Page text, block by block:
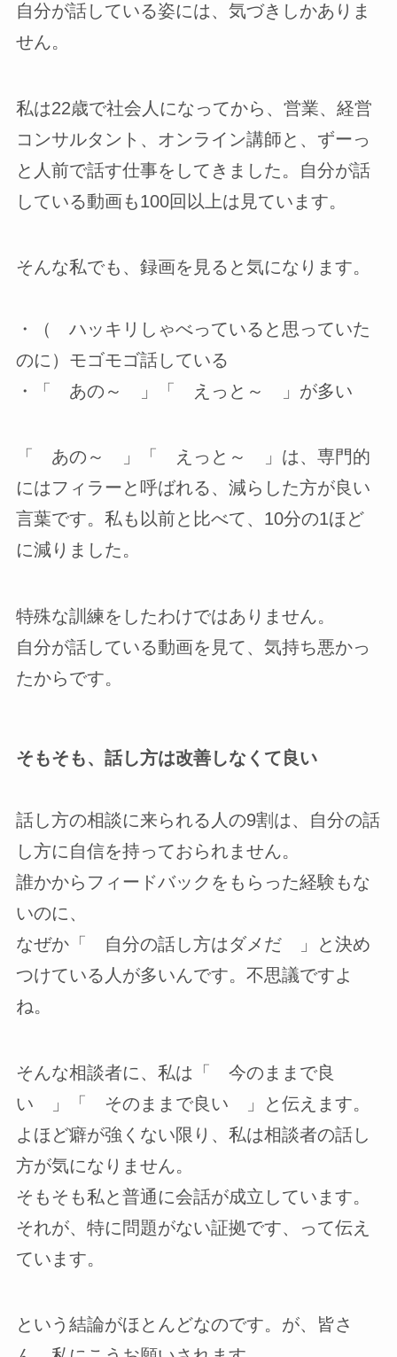
自分が話している姿には、気づきしかありま
せん。
私は22歳で社会人になってから、営業、経営
コンサルタント、オンライン講師と、ずーっ
と人前で話す仕事をしてきました。自分が話
している動画も100回以上は見ています。
そんな私でも、録画を見ると気になります。
・（ ハッキリしゃべっていると思っていた
のに）モゴモゴ話している
・「 あの～ 」「 えっと～ 」が多い
「 あの～ 」「 えっと～ 」は、専門的
にはフィラーと呼ばれる、減らした方が良い
言葉です。私も以前と比べて、10分の1ほど
に減りました。
特殊な訓練をしたわけではありません。
自分が話している動画を見て、気持ち悪かっ
たからです。
そもそも、話し方は改善しなくて良い
話し方の相談に来られる人の9割は、自分の話
し方に自信を持っておられません。
誰かからフィードバックをもらった経験もな
いのに、
なぜか「 自分の話し方はダメだ 」と決め
つけている人が多いんです。不思議ですよ
ね。
そんな相談者に、私は「 今のままで良
い 」「 そのままで良い 」と伝えます。
よほど癖が強くない限り、私は相談者の話し
方が気になりません。
そもそも私と普通に会話が成立しています。
それが、特に問題がない証拠です、って伝え
ています。
という結論がほとんどなのです。が、皆さ